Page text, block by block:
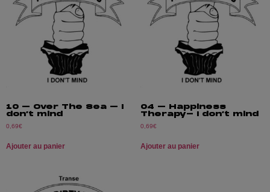
10 – Over The Sea – I
don’t mind
0,69€
Ajouter au panier
04 – Happiness
Therapy- I don’t mind
0,69€
Ajouter au panier